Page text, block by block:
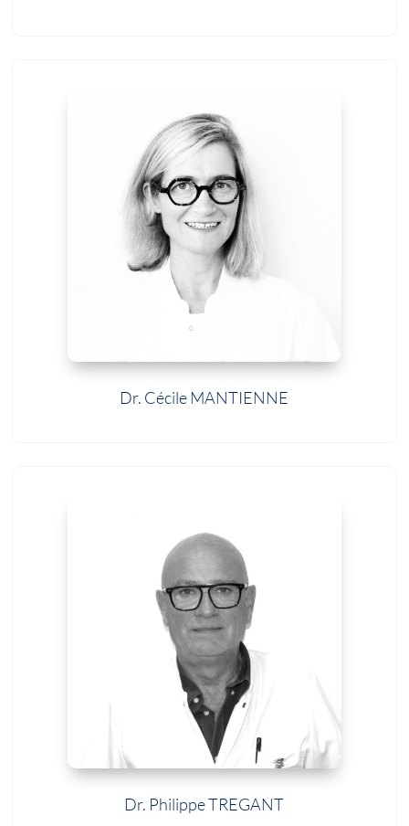
Dr. Cécile MANTIENNE
Dr. Philippe TREGANT